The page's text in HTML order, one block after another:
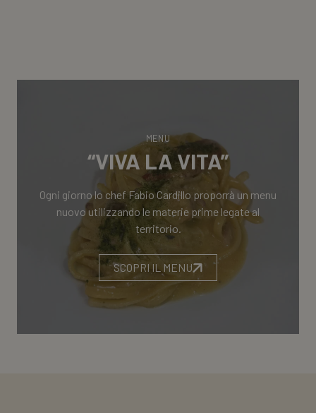
MENU
“VIVA LA VITA”
Ogni giorno lo chef Fabio Cardillo proporrà un menu
nuovo utilizzando le materie prime legate al
territorio.
SCOPRI IL MENU